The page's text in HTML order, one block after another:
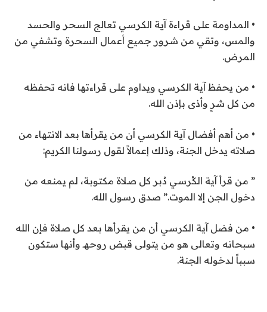
• المداومة على قراءة آية الكرسي تعالج السحر والحسد
والمس، وتقي من شرور جميع أعمال السحرة وتشفي من
المرض.
• من يحفظ آية الكرسي ويداوم على قراءتها فانه تحفظه
من كل شرٍ وأذى بإذن الله.
• من أهم أفضال آية الكرسي أن من يقرأها بعد الانتهاء من
صلاته يدخل الجنة، وذلك إعمالاً لقول رسولنا الكريم:
” من قرأ آية الكُرسي دُبر كل صلاة مكتوبة، لم يمنعه من
دخول الجن إلا الموت.” صدق رسول الله.
• من فضل آية الكرسي أن من يقرأها بعد كل صلاة فإن الله
سبحانه وتعالى هو من يتولى قبض روحهـ وأنها ستكون
سبباً لدخوله الجنة.